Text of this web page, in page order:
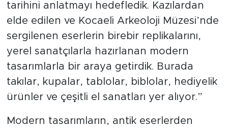
tarihini anlatmayı hedefledik. Kazılardan
elde edilen ve Kocaeli Arkeoloji Müzesi’nde
sergilenen eserlerin birebir replikalarını,
yerel sanatçılarla hazırlanan modern
tasarımlarla bir araya getirdik. Burada
takılar, kupalar, tablolar, biblolar, hediyelik
ürünler ve çeşitli el sanatları yer alıyor.”
Modern tasarımların, antik eserlerden